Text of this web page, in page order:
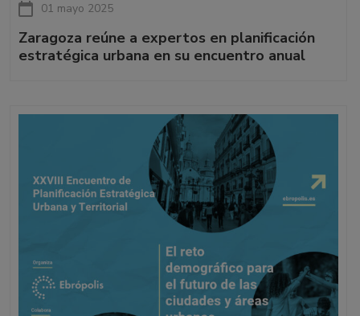
01 mayo 2025
Zaragoza reúne a expertos en planificación
estratégica urbana en su encuentro anual